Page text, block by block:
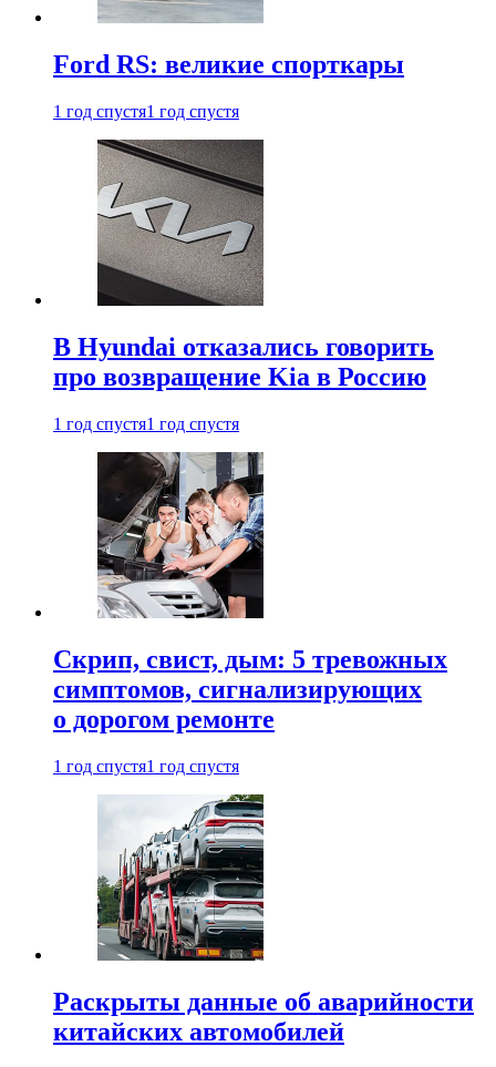
Ford RS: великие спорткары
1 год спустя1 год спустя
В Hyundai отказались говорить
про возвращение Kia в Россию
1 год спустя1 год спустя
Скрип, свист, дым: 5 тревожных
симптомов, сигнализирующих
о дорогом ремонте
1 год спустя1 год спустя
Раскрыты данные об аварийности
китайских автомобилей